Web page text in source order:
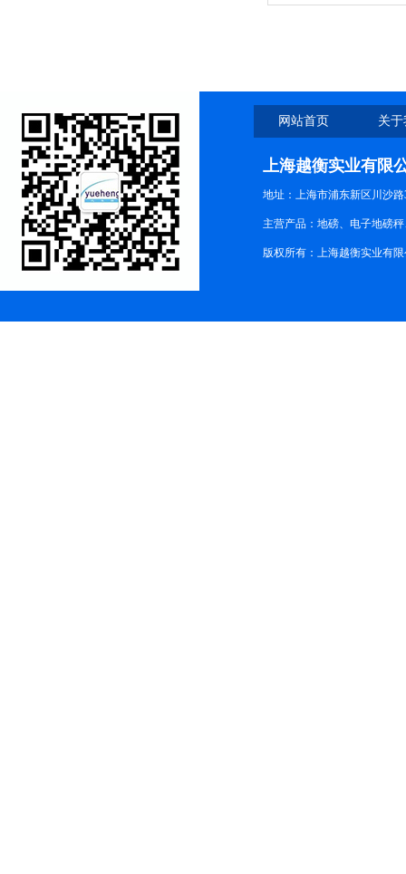
网站首页 关
上海越衡实业有限
地址：上海市浦东新区川沙路
主营产品：地磅、电子地磅
版权所有：上海越衡实业有